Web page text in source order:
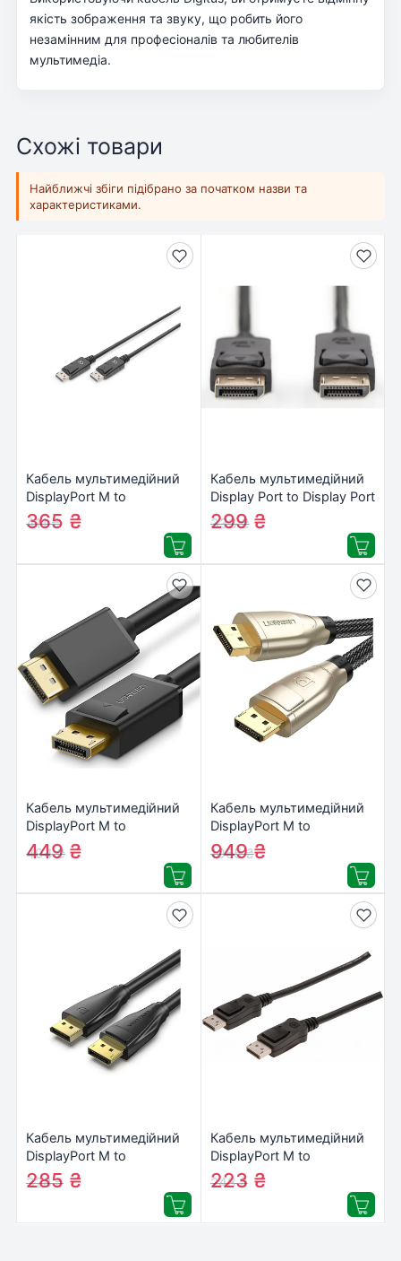
якість зображення та звуку, що робить його
незамінним для професіоналів та любителів
мультимедіа.
Схожі товари
Найближчі збіги підібрано за початком назви та
характеристиками.
Кабель мультимедійний
DisplayPort M to
DisplayPort M 2.0m UHD
4K Digitus (DB-340100-
411₴
365 ₴
Кабель мультимедійний
Display Port to Display Port
2.0m Digitus (AK-340100-
020-S)
333₴
299₴
Кабель мультимедійний
DisplayPort M to
DisplayPort M 2.0m V1.2
Ugreen (10211)
494₴
449₴
Кабель мультимедійний
DisplayPort M to
DisplayPort M 2.0m V1.4
8K Ugreen (60843)
1055₴
949₴
Кабель мультимедійний
DisplayPort M to
DisplayPort M 2.0m V1.4
8K black Vention (HCDBH)
328₴
285 ₴
Кабель мультимедійний
DisplayPort M to
DisplayPort M 1.0m
Assmann (AK-340103-
248₴
223 ₴